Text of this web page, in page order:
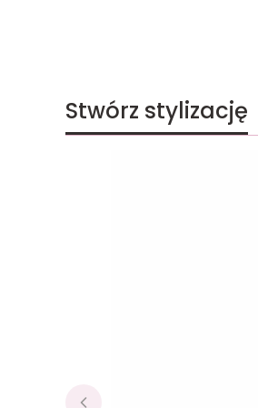
Stwórz stylizację